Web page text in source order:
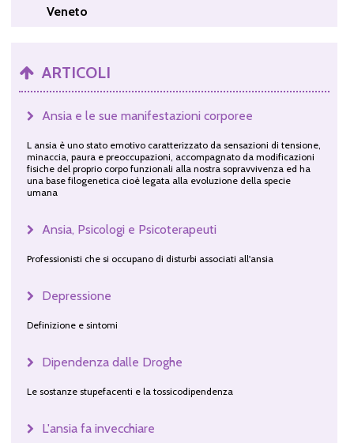
Veneto
ARTICOLI
Ansia e le sue manifestazioni corporee
L ansia è uno stato emotivo caratterizzato da sensazioni di tensione,
minaccia, paura e preoccupazioni, accompagnato da modificazioni
fisiche del proprio corpo funzionali alla nostra sopravvivenza ed ha
una base filogenetica cioè legata alla evoluzione della specie
umana
Ansia, Psicologi e Psicoterapeuti
Professionisti che si occupano di disturbi associati all'ansia
Depressione
Definizione e sintomi
Dipendenza dalle Droghe
Le sostanze stupefacenti e la tossicodipendenza
L'ansia fa invecchiare